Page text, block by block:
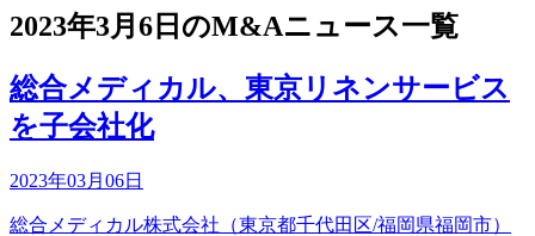
2023年3月6日のM&Aニュース一覧
総合メディカル、東京リネンサービス
を子会社化
2023年03月06日
総合メディカル株式会社（東京都千代田区/福岡県福岡市）